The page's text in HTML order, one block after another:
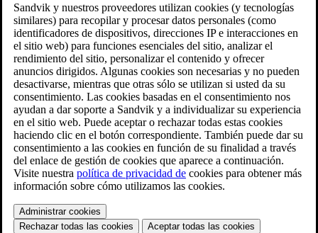
Sandvik y nuestros proveedores utilizan cookies (y tecnologías
similares) para recopilar y procesar datos personales (como
identificadores de dispositivos, direcciones IP e interacciones en
el sitio web) para funciones esenciales del sitio, analizar el
rendimiento del sitio, personalizar el contenido y ofrecer
anuncios dirigidos. Algunas cookies son necesarias y no pueden
desactivarse, mientras que otras sólo se utilizan si usted da su
consentimiento. Las cookies basadas en el consentimiento nos
ayudan a dar soporte a Sandvik y a individualizar su experiencia
en el sitio web. Puede aceptar o rechazar todas estas cookies
haciendo clic en el botón correspondiente. También puede dar su
consentimiento a las cookies en función de su finalidad a través
del enlace de gestión de cookies que aparece a continuación.
Visite nuestra política de privacidad de cookies para obtener más
información sobre cómo utilizamos las cookies.
Administrar cookies
Rechazar todas las cookies
Aceptar todas las cookies